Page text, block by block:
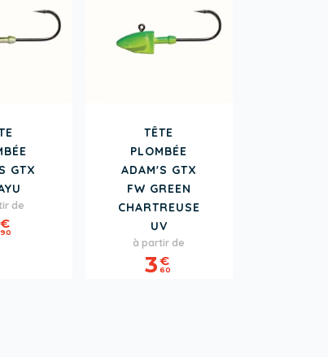
GTX
de
€
90
TÊTE
PLOMBÉE
ADAM'S GTX
FW GREEN
CHARTREUSE
UV
Prix
à partir de
3€
60